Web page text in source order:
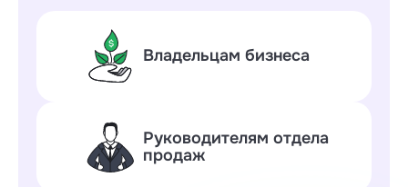
Владельцам бизнеса
Руководителям отдела
продаж